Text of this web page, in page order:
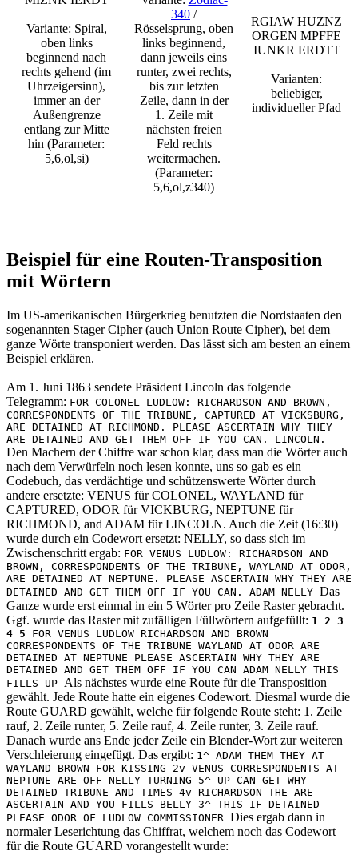
Variante: Spiral,
oben links
beginnend nach
rechts gehend (im
Uhrzeigersinn),
immer an der
Außengrenze
entlang zur Mitte
hin (Parameter:
5,6,ol,si)
340 /
Rösselsprung, oben
links beginnend,
dann jeweils eins
runter, zwei rechts,
bis zur letzten
Zeile, dann in der
1. Zeile mit
nächsten freien
Feld rechts
weitermachen.
(Parameter:
5,6,ol,z340)
RGIAW HUZNZ
ORGEN MPFFE
IUNKR ERDTT
Varianten:
beliebiger,
individueller Pfad
Beispiel für eine Routen-Transposition
mit Wörtern
Im US-amerikanischen Bürgerkrieg benutzten die Nordstaaten den
sogenannten Stager Cipher (auch Union Route Cipher), bei dem
ganze Wörte transponiert werden. Das lässt sich am besten an einem
Beispiel erklären.
Am 1. Juni 1863 sendete Präsident Lincoln das folgende
Telegramm: FOR COLONEL LUDLOW: RICHARDSON AND BROWN,
CORRESPONDENTS OF THE TRIBUNE, CAPTURED AT VICKSBURG,
ARE DETAINED AT RICHMOND. PLEASE ASCERTAIN WHY THEY
ARE DETAINED AND GET THEM OFF IF YOU CAN. LINCOLN.
Den Machern der Chiffre war schon klar, dass man die Wörter auch
nach dem Verwürfeln noch lesen konnte, uns so gab es ein
Codebuch, das verdächtige und schützenswerte Wörter durch
andere ersetzte: VENUS für COLONEL, WAYLAND für
CAPTURED, ODOR für VICKBURG, NEPTUNE für
RICHMOND, and ADAM für LINCOLN. Auch die Zeit (16:30)
wurde durch ein Codewort ersetzt: NELLY, so dass sich im
Zwischenschritt ergab: FOR VENUS LUDLOW: RICHARDSON AND
BROWN, CORRESPONDENTS OF THE TRIBUNE, WAYLAND AT ODOR,
ARE DETAINED AT NEPTUNE. PLEASE ASCERTAIN WHY THEY ARE
DETAINED AND GET THEM OFF IF YOU CAN. ADAM NELLY Das
Ganze wurde erst einmal in ein 5 Wörter pro Zeile Raster gebracht.
Ggf. wurde das Raster mit zufälligen Füllwörtern aufgefüllt: 1 2 3
4 5 FOR VENUS LUDLOW RICHARDSON AND BROWN
CORRESPONDENTS OF THE TRIBUNE WAYLAND AT ODOR ARE
DETAINED AT NEPTUNE PLEASE ASCERTAIN WHY THEY ARE
DETAINED AND GET THEM OFF IF YOU CAN ADAM NELLY THIS
FILLS UP Als nächstes wurde eine Route für die Transposition
gewählt. Jede Route hatte ein eigenes Codewort. Diesmal wurde die
Route GUARD gewählt, welche für folgende Route steht: 1. Zeile
rauf, 2. Zeile runter, 5. Zeile rauf, 4. Zeile runter, 3. Zeile rauf.
Danach wurde ans Ende jeder Zeile ein Blender-Wort zur weiteren
Verschleierung eingefügt. Das ergibt: 1^ ADAM THEM THEY AT
WAYLAND BROWN FOR KISSING 2v VENUS CORRESPONDENTS AT
NEPTUNE ARE OFF NELLY TURNING 5^ UP CAN GET WHY
DETAINED TRIBUNE AND TIMES 4v RICHARDSON THE ARE
ASCERTAIN AND YOU FILLS BELLY 3^ THIS IF DETAINED
PLEASE ODOR OF LUDLOW COMMISSIONER Dies ergab dann in
normaler Leserichtung das Chiffrat, welchem noch das Codewort
für die Route GUARD vorangestellt wurde: